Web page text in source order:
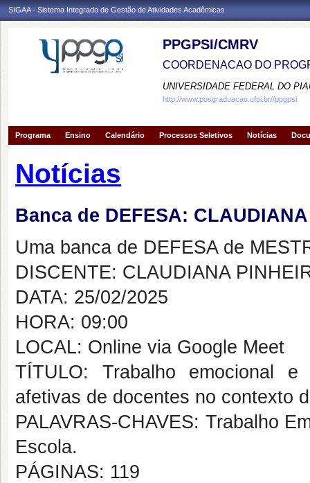
SIGAA - Sistema Integrado de Gestão de Atividades Acadêmicas
PPGPSI/CMRV
COORDENACAO DO
UNIVERSIDADE FEDERAL DO
http://www.posgraduacao.ufpi.br//ppgpsi
Programa Ensino Calendário Processos Seletivos Notícias
Notícias
Banca de DEFESA:
Uma banca de DEFESA de
DISCENTE: CLAUDIANA
DATA: 25/02/2025
HORA: 09:00
LOCAL: Online via Google Meet
TÍTULO: Trabalho emocional e
afetivas de docentes no contexto
PALAVRAS-CHAVES: Trabalho
Escola.
PÁGINAS: 119